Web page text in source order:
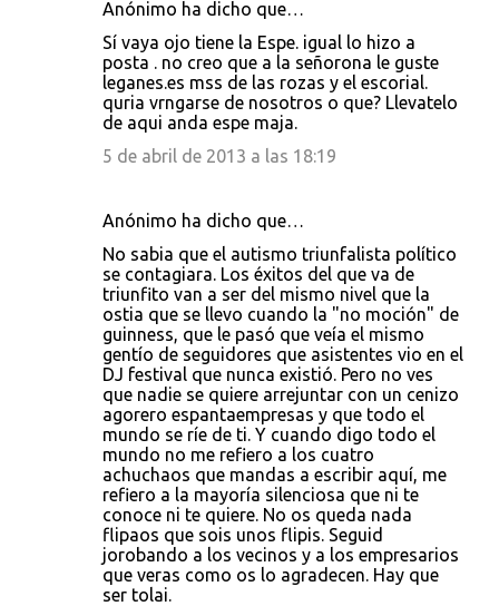
Anónimo ha dicho que…
Sí vaya ojo tiene la Espe. igual lo hizo a
posta . no creo que a la señorona le guste
leganes.es mss de las rozas y el escorial.
quria vrngarse de nosotros o que? Llevatelo
de aqui anda espe maja.
5 de abril de 2013 a las 18:19
Anónimo ha dicho que…
No sabia que el autismo triunfalista político
se contagiara. Los éxitos del que va de
triunfito van a ser del mismo nivel que la
ostia que se llevo cuando la "no moción" de
guinness, que le pasó que veía el mismo
gentío de seguidores que asistentes vio en el
DJ festival que nunca existió. Pero no ves
que nadie se quiere arrejuntar con un cenizo
agorero espantaempresas y que todo el
mundo se ríe de ti. Y cuando digo todo el
mundo no me refiero a los cuatro
achuchaos que mandas a escribir aquí, me
refiero a la mayoría silenciosa que ni te
conoce ni te quiere. No os queda nada
flipaos que sois unos flipis. Seguid
jorobando a los vecinos y a los empresarios
que veras como os lo agradecen. Hay que
ser tolai.